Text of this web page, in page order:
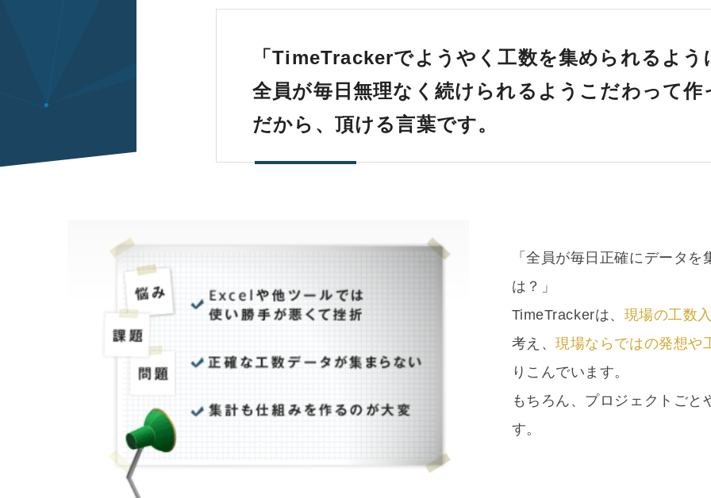
「TimeTrackerでようやく工数を集められるよう
全員が毎日無理なく続けられるようこだわって作
だから、頂ける言葉です。
「全員が毎日正確にデータ
は？」
TimeTrackerは、 現場の工数
考え、現場ならではの発想や
りこんでいます。
もちろん、プロジェクトご
す。